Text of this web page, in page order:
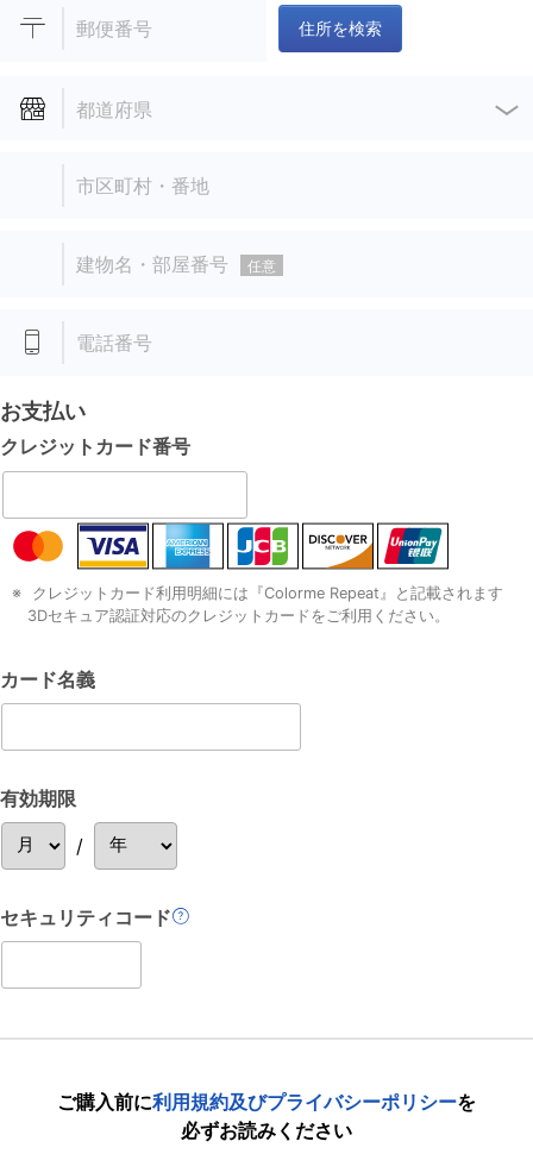
郵便番号 住所を検索
都道府県
市区町村・番地
建物名・部屋番号 任意
電話番号
お支払い
クレジットカード番号
クレジットカード利用明細には『Colorme Repeat』と記載されます
3Dセキュア認証対応のクレジットカードをご利用ください。
カード名義
有効期限
/
セキュリティコード
ご購入前に利用規約及びプライバシーポリシーを
必ずお読みください